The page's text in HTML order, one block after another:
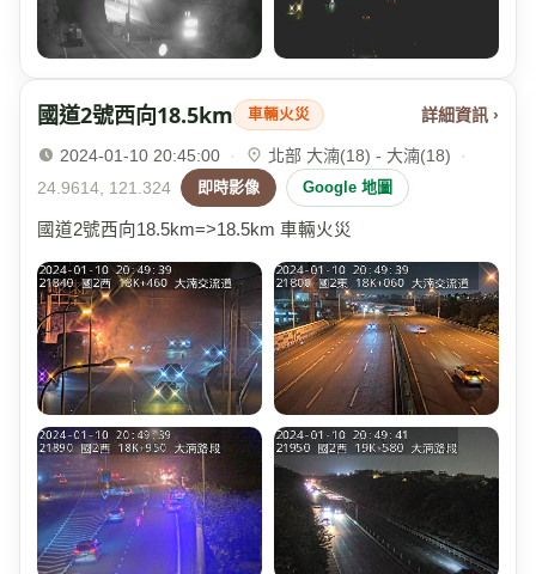
國道2號西向18.5km 車輛火災 詳細資訊 ›
2024-01-10 20:45:00 · 北部 大湳(18) - 大湳(18)
·
24.9614, 121.324
即時影像 Google 地圖
國道2號西向18.5km=>18.5km 車輛火災